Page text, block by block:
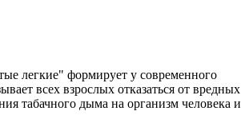
легкие" формирует у современного
всех взрослых отказаться от вредных
табачного дыма на организм человека и